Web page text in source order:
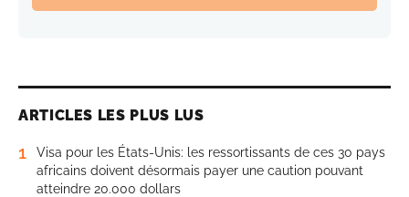
ARTICLES LES PLUS LUS
1
Visa pour les États-Unis: les ressortissants de ces 30 pays
africains doivent désormais payer une caution pouvant
atteindre 20.000 dollars